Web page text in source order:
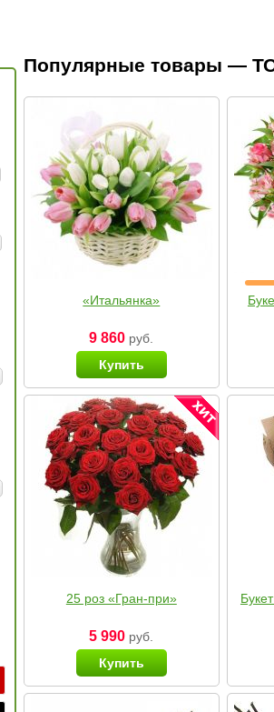
Популярные товары —
«Итальянка»
9 860 руб.
Купить
25 роз «Гран-при»
5 990 руб.
Купить